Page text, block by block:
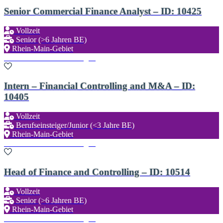
Senior Commercial Finance Analyst – ID: 10425
Vollzeit
Senior (>6 Jahren BE)
Rhein-Main-Gebiet
Intern – Financial Controlling and M&A – ID:
10405
Vollzeit
Berufseinsteiger/Junior (<3 Jahre BE)
Rhein-Main-Gebiet
Head of Finance and Controlling – ID: 10514
Vollzeit
Senior (>6 Jahren BE)
Rhein-Main-Gebiet